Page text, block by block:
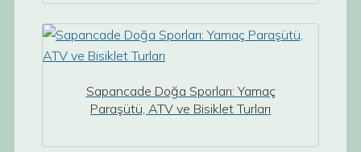
Sapancade Doğa Sporları: Yamaç
Paraşütü, ATV ve Bisiklet Turları